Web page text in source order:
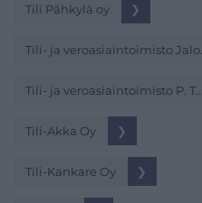
Tili Pähkylä oy ❯
Tili- ja veroasiaintoimisto Jalo...
Tili- ja veroasiaintoimisto P. T...
Tili-Akka Oy ❯
Tili-Kankare Oy ❯